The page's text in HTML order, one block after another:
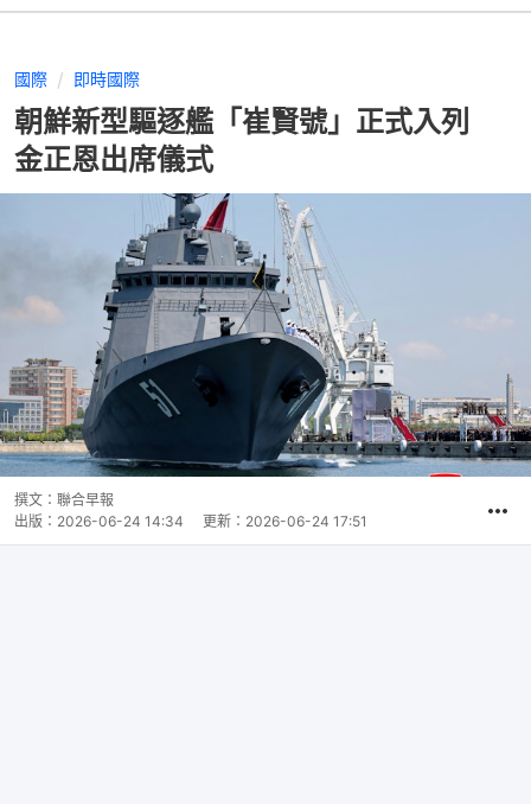
國際 即時國際
朝鮮新型驅逐艦「崔賢號」正式入列
金正恩出席儀式
撰文： 聯合早報
出版： 2026-06-24 14:34 更新： 2026-06-24 17:51